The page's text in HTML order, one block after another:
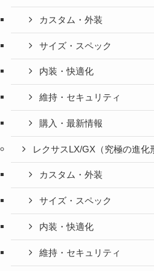
カスタム・外装
サイズ・スペック
内装・快適化
維持・セキュリティ
購入・最新情報
レクサスLX/GX（究極の進化
カスタム・外装
サイズ・スペック
内装・快適化
維持・セキュリティ